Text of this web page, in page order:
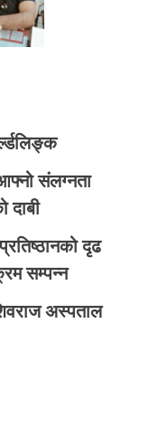
संलग्नता
दाबी
दृढ
सम्पन्न
अस्पताल